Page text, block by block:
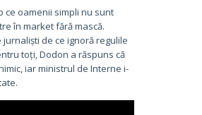
ce oamenii simpli nu sunt
în market fără mască.
de ce ignoră regulile
toți, Dodon a răspuns că
iar ministrul de Interne i-